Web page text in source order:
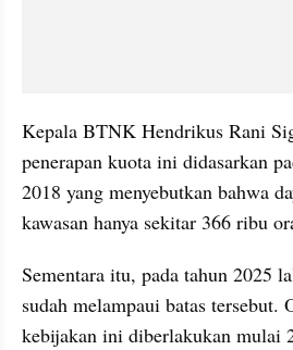
Kepala BTNK Hendrikus Rani
penerapan kuota ini didasarkan
2018 yang menyebutkan bahwa
kawasan hanya sekitar 366 ribu
Sementara itu, pada tahun 2025
sudah melampaui batas tersebut.
kebijakan ini diberlakukan mulai